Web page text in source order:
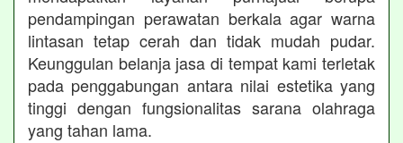
pendampingan perawatan berkala agar warna
lintasan tetap cerah dan tidak mudah pudar.
Keunggulan belanja jasa di tempat kami terletak
pada penggabungan antara nilai estetika yang
tinggi dengan fungsionalitas sarana olahraga
yang tahan lama.